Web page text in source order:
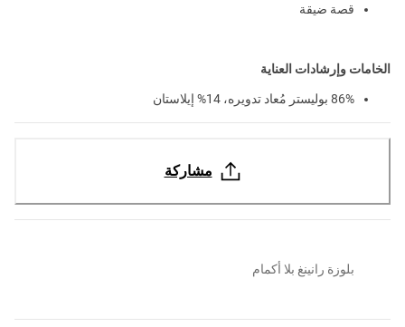
قصة ضيقة
الخامات وإرشادات العناية
86% بوليستر مُعاد تدويره، 14% إيلاستان
مشاركة
بلوزة رانينغ بلا أكمام